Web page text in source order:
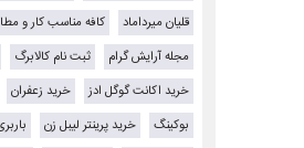
قلیان میرداماد
کافه مناسب کار و
مجله آرایش گرام
ثبت نام کالابرگ
خرید اکانت گوگل ادز
خرید زعفران
بوکینگ
خرید پرینتر لیبل زن